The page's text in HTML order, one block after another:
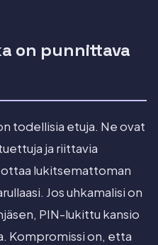
on punnittava
todellisia etuja. Ne ovat
ja riittavia
lukitsemattoman
Jos uhkamalisi on
PIN-lukittu kansio
Kompromissi on, etta